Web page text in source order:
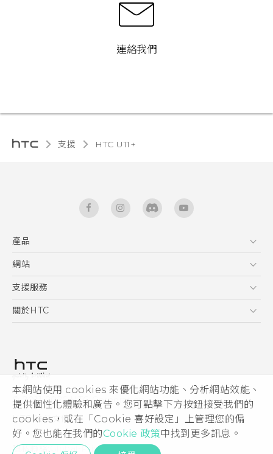
本網站使用 cookies 來優化網站功能、分析網站效能、
提供個性化體驗和廣告。您可點擊下方按鈕接受我們的
cookies，或在「Cookie 喜好設定」上管理您的偏
好。您也能在我們的Cookie 政策中找到更多訊息。
連絡我們
支援 HTC U11+‎
產品
5G
智能手機
區塊鍊手機
網站
HTC Dev
HTC Research
支援服務
服務中心
關於HTC
私隱政策
產品安全
加入HTC
Security and Privacy Whitepaper
© 2011-2026 HTC Corporation
HTC 法律文件
隱私聯絡:Global-Privacy@htc.com